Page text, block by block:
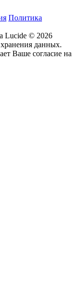
Политика
Lucide © 2026
данных.
Ваше согласие на